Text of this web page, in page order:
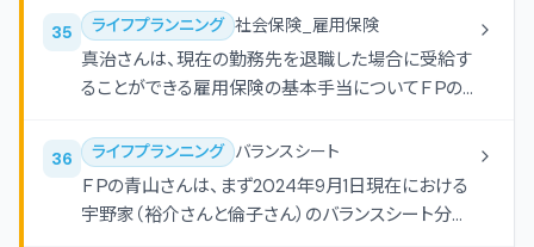
合、真治さんの死亡時点において亜紀さんが受け取
ることができる遺族給付に関する次の記述の空欄
（ア）-（ウ）にあてはまる適切な語句を語群の中から
真治さんは、大学卒業後の２２歳から死亡時まで継
続して厚生年金保険に加入しているものとする。ま
た、家族に障害者に該当する者はなく、記載以外の
遺族給付の受給要件はすべて満たしているものとす
35 ライフプランニング 社会保険_雇用保険
真治さんは、現在の勤務先を退職した場合に受給す
ることができる雇用保険の基本手当についてＦＰの
る次の（ア）-（エ）の記述について、適切なものには
○、不適切なものには×を解答欄に記入しなさい。な
お、雇用保険の基本手当の受給要件はすべて満たし
36 ライフプランニング バランスシート
ＦＰの青山さんは、まず2024年9月1日現在における
宇野家（裕介さんと倫子さん）のバランスシート分析